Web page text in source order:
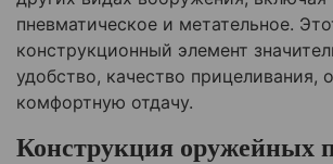
пневматическое и метательное.
конструкционный элемент
удобство, качество прицеливания,
комфортную отдачу.
Конструкция оружейных